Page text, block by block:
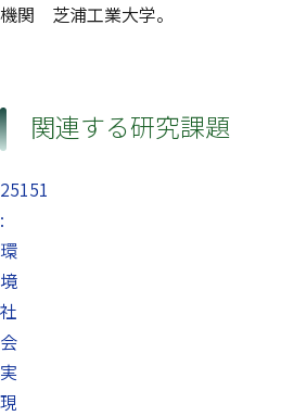
機関 芝浦工業大学。
関連する研究課題
25151
:
環
境
社
会
実
現